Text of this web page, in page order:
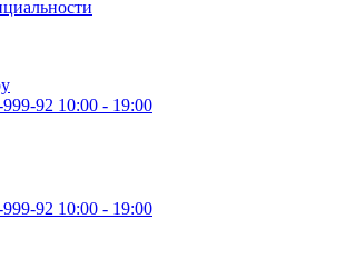
92 10:00 - 19:00
92 10:00 - 19:00